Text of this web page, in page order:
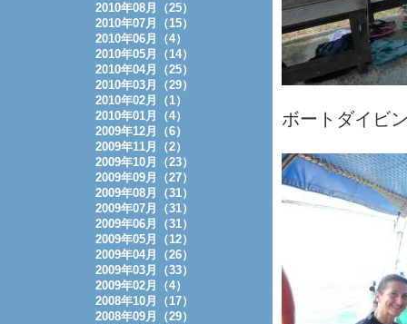
ボートダイビ
2010年08月（25）
2010年07月（15）
2010年06月（4）
2010年05月（14）
2010年04月（25）
2010年03月（29）
2010年02月（1）
2010年01月（4）
2009年12月（6）
2009年11月（2）
2009年10月（23）
2009年09月（27）
2009年08月（31）
2009年07月（31）
2009年06月（31）
2009年05月（12）
2009年04月（26）
2009年03月（33）
2009年02月（4）
2008年10月（17）
2008年09月（29）